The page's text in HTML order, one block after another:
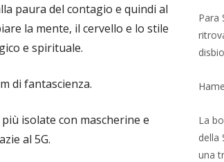
paura del contagio e quindi al
la mente, il cervello e lo stile
e spirituale.
di fantascienza.
isolate con mascherine e
al 5G.
Para
La
della
una